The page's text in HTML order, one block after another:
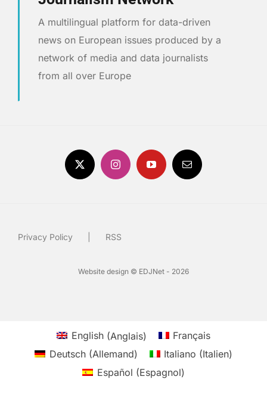
A multilingual platform for data-driven
news on European issues produced by a
network of media and data journalists
from all over Europe
Privacy Policy RSS
Website design © EDJNet - 2026
English(Anglais)
Français
Deutsch(Allemand) Italiano (Italien)
Español (Espagnol)